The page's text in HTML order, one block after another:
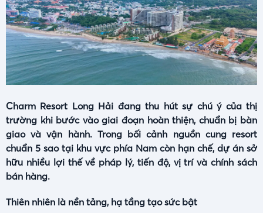
Charm Resort Long Hải đang thu hút sự chú ý của thị
trường khi bước vào giai đoạn hoàn thiện, chuẩn bị bàn
giao và vận hành. Trong bối cảnh nguồn cung resort
chuẩn 5 sao tại khu vực phía Nam còn hạn chế, dự án sở
hữu nhiều lợi thế về pháp lý, tiến độ, vị trí và chính sách
bán hàng.
Thiên nhiên là nền tảng, hạ tầng tạo sức bật